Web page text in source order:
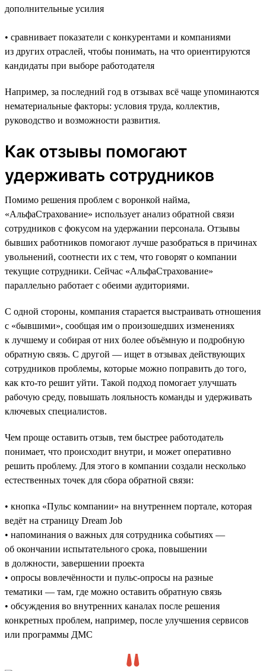
дополнительные усилия
• сравнивает показатели с конкурентами и компаниями
из других отраслей, чтобы понимать, на что ориентируются
кандидаты при выборе работодателя
Например, за последний год в отзывах всё чаще упоминаются
нематериальные факторы: условия труда, коллектив,
руководство и возможности развития.
Как отзывы помогают
удерживать сотрудников
Помимо решения проблем с воронкой найма,
«АльфаСтрахование» использует анализ обратной связи
сотрудников с фокусом на удержании персонала. Отзывы
бывших работников помогают лучше разобраться в причинах
увольнений, соотнести их с тем, что говорят о компании
текущие сотрудники. Сейчас «АльфаСтрахование»
параллельно работает с обеими аудиториями.
С одной стороны, компания старается выстраивать отношения
с «бывшими», сообщая им о произошедших изменениях
к лучшему и собирая от них более объёмную и подробную
обратную связь. С другой — ищет в отзывах действующих
сотрудников проблемы, которые можно поправить до того,
как кто-то решит уйти. Такой подход помогает улучшать
рабочую среду, повышать лояльность команды и удерживать
ключевых специалистов.
Чем проще оставить отзыв, тем быстрее работодатель
понимает, что происходит внутри, и может оперативно
решить проблему. Для этого в компании создали несколько
естественных точек для сбора обратной связи:
• кнопка «Пульс компании» на внутреннем портале, которая
ведёт на страницу Dream Job
• напоминания о важных для сотрудника событиях —
об окончании испытательного срока, повышении
в должности, завершении проекта
• опросы вовлечённости и пульс-опросы на разные
тематики — там, где можно оставить обратную связь
• обсуждения во внутренних каналах после решения
конкретных проблем, например, после улучшения сервисов
или программы ДМС